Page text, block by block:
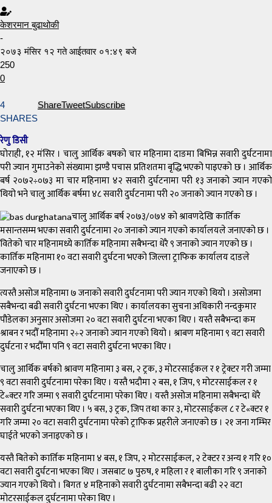
केशरमान बुढाथोकी
-
२०७३ मंसिर १२ गते आईतवार ०१:४९ बजे
250
0
4
SHARES
ShareTweetSubscribe
रेणु डिसी
घोराही, १२ मंसिर । चालु आर्थिक बषको चार महिनामा दाङमा बिभिन्न सवारी दुर्घटनामा
परी ज्यान गुमाउनेको संख्यामा झण्डै पचास प्रतिशतमा बृद्धि भएको पाइएको छ । आर्थिक
बर्ष २०७२÷०७३ मा चार महिनामा ४२ सवारी दुर्घटनामा परी १३ जनाको ज्यान गएको
थियो भने चालु आर्थिक बर्षमा ४८ सवारी दुर्घटनामा परी २० जनाको ज्यान गएको छ ।
चालु आर्थिक बर्ष २०७३/०७४ को श्रावणदेखि कार्तिक
मसान्तसम्म भएका सवारी दुर्घटनामा २० जनाको ज्यान गएको कार्यालयले जनाएको छ ।
वितेको चार महिनामध्ये कार्तिक महिनामा सबैभन्दा धेरै ९ जनाको ज्यान गएको छ ।
कार्तिक महिनामा १० वटा सवारी दुर्घटना भएको जिल्ला ट्राफिक कार्यालय दाङले
जनाएको छ ।
त्यस्तै असोज महिनामा ७ जनाको सवारी दुर्घटनामा परी ज्यान गएको थियो । असोजमा
सबैभन्दा बढी सवारी दुर्घटना भएका थिए । कार्यालयका सुचना अधिकारी नन्दकुमार
पौडेलका अनुसार असोजमा २० वटा सवारी दुर्घटना भएका थिए । यस्तै सबैभन्दा कम
श्राबन र भदौँ महिनामा २÷२ जनाको ज्यान गएको थियो । श्राबण महिनामा ९ वटा सवारी
दुर्घटना र भदौँमा पनि ९ वटा सवारी दुर्घटना भएका थिए ।
चालु आर्थिक बर्षको श्रावण महिनामा ३ बस, २ ट्रक, ३ मोटरसाईकल र १ ट्रेक्टर गरी जम्मा
९ वटा सवारी दुर्घटनामा परेका थिए । यस्तै भदौमा २ बस, १ जिप, ९ मोटरसाईकल र १
टे«क्टर गरि जम्मा ९ सवारी दुर्घटनामा परेका थिए । यस्तै असोज महिनामा सबैभन्दा धेरै
सवारी दुर्घटना भएका थिए । ५ बस, ३ ट्रक, जिप तथा कार ३, मोटरसाईकल ८ र टे«क्टर १
गरि जम्मा २० वटा सवारी दुर्घटनामा परेको ट्राफिक प्रहरीले जनाएको छ । २१ जना गम्भिर
घाईते भएको जनाइएको छ ।
यस्तै बितेको कार्तिक महिनामा ४ बस, १ जिप, २ मोटरसाईकल, २ टेक्टर र अन्य १ गरि १०
वटा सवारी दुर्घटना भएका थिए । जसबाट ७ पुरुष, १ महिला र १ बालीका गरि ९ जनाको
ज्यान गएको थियो । बिगत ४ महिनाको सवारी दुर्घटनामा सबैभन्दा बढी २२ वटा
मोटरसाईकल दुर्घटनामा परेका थिए ।